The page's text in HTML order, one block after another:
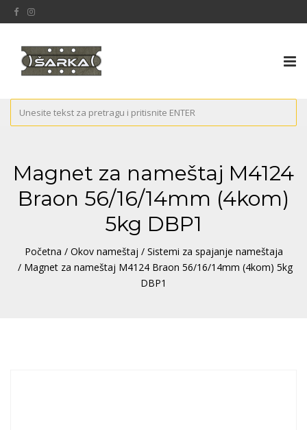
Magnet za nameštaj M4124
Braon 56/16/14mm (4kom)
5kg DBP1
Početna / Okov nameštaj / Sistemi za spajanje nameštaja
/ Magnet za nameštaj M4124 Braon 56/16/14mm (4kom) 5kg
DBP1